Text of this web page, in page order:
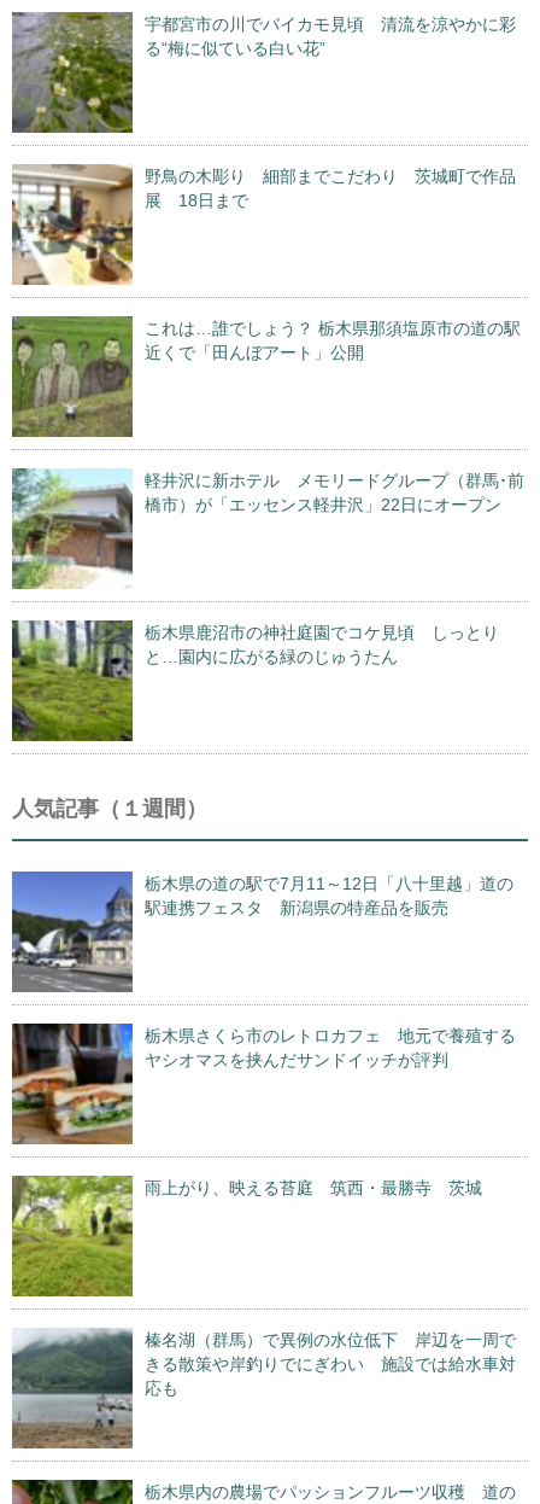
宇都宮市の川でバイカモ見頃 清流を涼やかに彩
る“梅に似ている白い花”
野鳥の木彫り 細部までこだわり 茨城町で作品
展 18日まで
これは…誰でしょう？ 栃木県那須塩原市の道の駅
近くで「田んぼアート」公開
軽井沢に新ホテル メモリードグループ（群馬･前
橋市）が「エッセンス軽井沢」22日にオープン
栃木県鹿沼市の神社庭園でコケ見頃 しっとり
と…園内に広がる緑のじゅうたん
人気記事（１週間）
栃木県の道の駅で7月11～12日「八十里越」道の
駅連携フェスタ 新潟県の特産品を販売
栃木県さくら市のレトロカフェ 地元で養殖する
ヤシオマスを挟んだサンドイッチが評判
雨上がり、映える苔庭 筑西・最勝寺 茨城
榛名湖（群馬）で異例の水位低下 岸辺を一周で
きる散策や岸釣りでにぎわい 施設では給水車対
応も
栃木県内の農場でパッションフルーツ収穫 道の